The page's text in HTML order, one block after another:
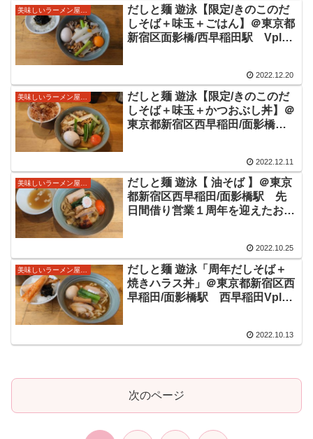
まる美味しい限定ラーメンをいた
だきました。
だしと麺 遊泳【限定/きのこのだ
しそば＋味玉＋ごはん】＠東京都
新宿区面影橋/西早稲田駅 Vplus
り旨味ふくらむスープに油そば使
用極太麺を合わせた美味しい限定
をいただきました。
2022.12.20
だしと麺 遊泳【限定/きのこのだ
しそば＋味玉＋かつおぶし丼】＠
東京都新宿区西早稲田/面影橋
よかに広がるスープと油そばと同
じと言う極太麺が美味しい限定を
いただきました。
2022.12.11
美味しいラーメン屋さん
だしと麺 遊泳【 油そば 】＠東京
都新宿区西早稲田/面影橋駅 先
日間借り営業１周年を迎えたお店
スのタレと絡まって美味しい油そ
ばをいただきました。
2022.10.25
だしと麺 遊泳「周年だしそば＋
焼きハラス丼」＠東京都新宿区西
早稲田/面影橋駅 西早稲田Vplus
味があふれるスープに太めの麺が
2022.10.13
次のページ